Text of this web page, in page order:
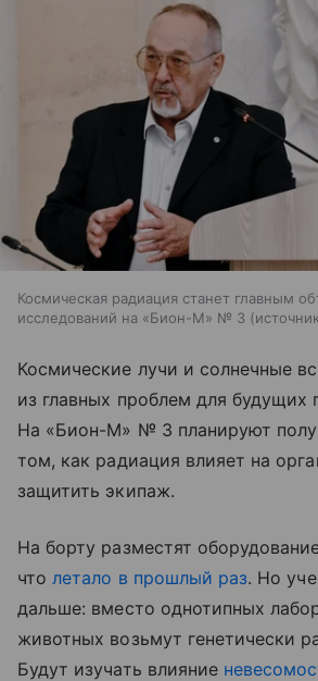
Космическая радиация станет главным
исследований на «Бион-М» № 3
Космические лучи и солнечные
из главных проблем для будущих
На «Бион-М» № 3 планируют
том, как радиация влияет на
защитить экипаж.
На борту разместят
что летало в прошлый раз. Но
дальше: вместо однотипных
животных возьмут генетически
Будут изучать влияние